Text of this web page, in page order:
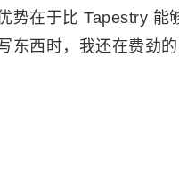
势在于比 Tapestry
东西时，我还在费劲